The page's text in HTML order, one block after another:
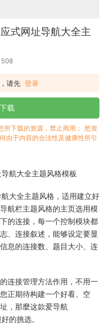
式网址导航大全主
508
请先 登录
载
所下载的资源，禁止商用； 愁资
由于内容的合法性及健康性所引
航大全主题风格模板
大全主题风格，适用建立好
航栏主题风格的主页选用模
的连接，每一个控制模块都
、连接叙述，能够设定要显
息的连接数、题目大小、连
连接管理方法作用，不用一
正期待构建一个好看、空
，那麼这款爱导航
的挑选。